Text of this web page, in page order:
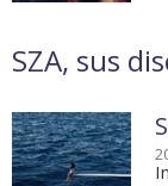
SZA, sus